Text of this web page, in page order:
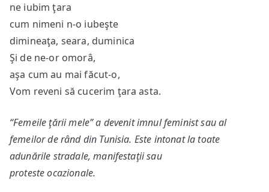
ne iubim ţara
cum nimeni n-o iubeşte
dimineaţa, seara, duminica
Şi de ne-or omorâ,
aşa cum au mai făcut-o,
Vom reveni să cucerim ţara asta.
“Femeile ţării mele” a devenit imnul feminist sau al
femeilor de rând din Tunisia. Este intonat la toate
adunările stradale, manifestaţii sau
proteste ocazionale.